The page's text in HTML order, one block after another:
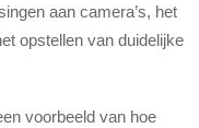
aan camera’s, het
opstellen van duidelijke
voorbeeld van hoe